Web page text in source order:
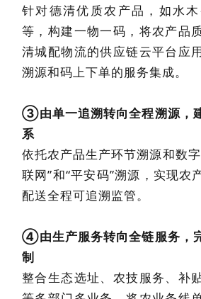
针对德清优质农产品，如水
等，构建一物一码，将农产品
清城配物流的供应链云平台应
溯源和码上下单的服务集成。
③由单一追溯转向全程溯源，
系
依托农产品生产环节溯源和数
联网”和“平安码”溯源，实现农
配送全程可追溯监管。
④由生产服务转向全链服务，
制
整合生态选址、农技服务、补